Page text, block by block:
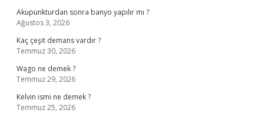
Akupunkturdan sonra banyo yapılır mı ?
Ağustos 3, 2026
Kaç çeşit demans vardır ?
Temmuz 30, 2026
Wago ne demek ?
Temmuz 29, 2026
Kelvin ismi ne demek ?
Temmuz 25, 2026